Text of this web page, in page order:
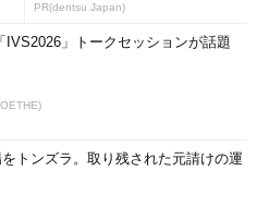
PR(dentsu Japan)
IVS2026」トークセッションが話題
トンズラ。取り残された元請けの運